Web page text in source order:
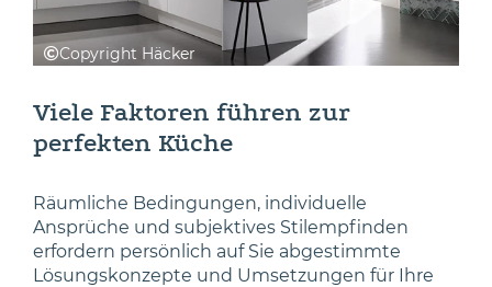
Copyright Häcker
Viele Faktoren führen zur
perfekten Küche
Räumliche Bedingungen, individuelle
Ansprüche und subjektives Stilempfinden
erfordern persönlich auf Sie abgestimmte
Lösungskonzepte und Umsetzungen für Ihre